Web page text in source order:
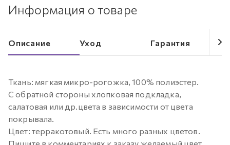
Информация о товаре
Описание Уход Гарантия
Ткань: мягкая микро-рогожка, 100% полиэстер.
С обратной стороны хлопковая подкладка,
салатовая или др.цвета в зависимости от цвета
покрывала.
Цвет: терракотовый. Есть много разных цветов.